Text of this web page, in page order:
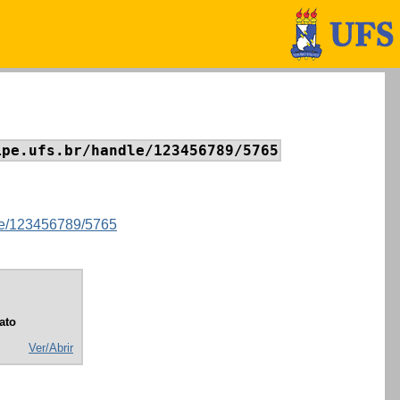
handle/123456789/5765
123456789/5765
Ver/Abrir